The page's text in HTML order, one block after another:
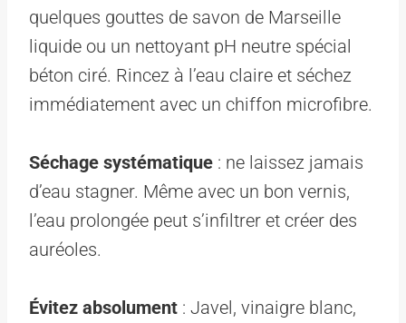
quelques gouttes de savon de Marseille
liquide ou un nettoyant pH neutre spécial
béton ciré. Rincez à l’eau claire et séchez
immédiatement avec un chiffon microfibre.
Séchage systématique : ne laissez jamais
d’eau stagner. Même avec un bon vernis,
l’eau prolongée peut s’infiltrer et créer des
auréoles.
Évitez absolument : Javel, vinaigre blanc,